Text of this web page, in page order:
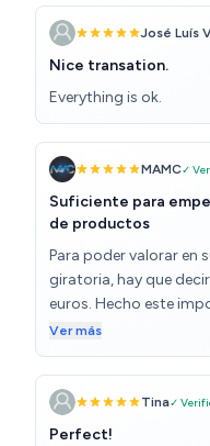
José Luís
Nice transation.
Everything is ok.
MAMC✓
Suficiente para
de productos
Para poder valorar en
giratoria, hay que
euros. Hecho este
relación calidad-
material con el que
baja calidad del
función a la
medidas ya vienen
Ver más
Tina✓
Perfect!